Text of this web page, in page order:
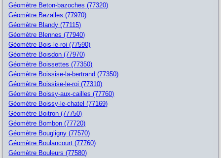
Géomètre Beton-bazoches (77320)
Géomètre Bezalles (77970)
Géomètre Blandy (77115)
Géomètre Blennes (77940)
Géomètre Bois-le-roi (77590)
Géomètre Boisdon (77970)
Géomètre Boissettes (77350)
Géomètre Boissise-la-bertrand (77350)
Géomètre Boissise-le-roi (77310)
Géomètre Boissy-aux-cailles (77760)
Géomètre Boissy-le-chatel (77169)
Géomètre Boitron (77750)
Géomètre Bombon (77720)
Géomètre Bougligny (77570)
Géomètre Boulancourt (77760)
Géomètre Bouleurs (77580)